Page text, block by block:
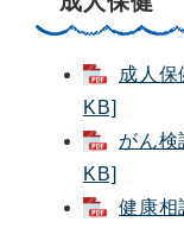
成人
KB]
がん
KB]
健康相